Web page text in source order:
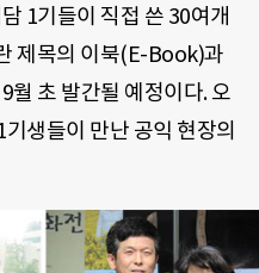
1기들이 직접 쓴 30여개
제목의 이북(E-Book)과
월 초 발간될 예정이다. 오
생들이 만난 공익 현장의